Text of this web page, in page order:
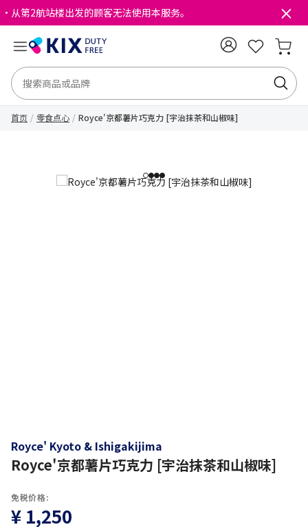
・从第2航站楼出发的顾客无法使用本服务。
首页 零食点心 Royce'京都薯片巧克力 [宇治抹茶和山椒味]
1234
Royce' Kyoto & Ishigakijima
Royce'京都薯片巧克力 [宇治抹茶和山椒味]
免税价格:
¥ 1,250